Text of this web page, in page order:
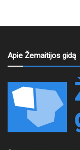
Apie Žemaitijos gidą